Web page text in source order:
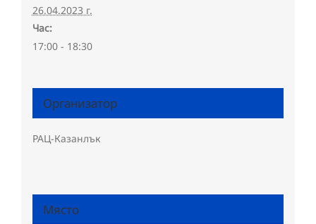
26.04.2023 г.
Час:
17:00 - 18:30
Организатор
РАЦ-Казанлък
Място